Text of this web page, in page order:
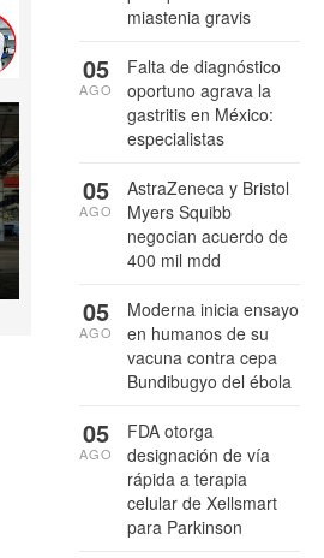
miastenia gravis
Falta de diagnóstico
oportuno agrava la
gastritis en México:
especialistas
05
AGO
AstraZeneca y Bristol
Myers Squibb
negocian acuerdo de
400 mil mdd
05
AGO
Moderna inicia ensayo
en humanos de su
vacuna contra cepa
Bundibugyo del ébola
05
AGO
FDA otorga
designación de vía
rápida a terapia
celular de Xellsmart
para Parkinson
05
AGO